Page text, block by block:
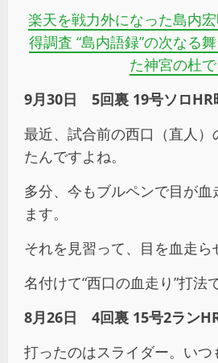
楽天を戦力外になった島内
得調査 “島内語録”の次なる
た神宮の杜で
9月30日 5回裏 19号ソロHR
最近、試合前の西口（直人）
たんですよね。
多分、今もブルペンで目が
ます。
それを見習って、目を血走ら
名付けて“西口の血走り”打法
8月26日 4回裏 15号2ラン
打ったのはスライダー。い